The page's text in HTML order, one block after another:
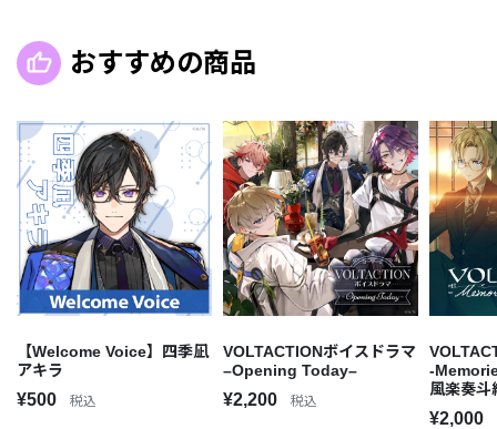
おすすめの商品
【Welcome Voice】四季凪
アキラ
¥500 税込
VOLTACTIONボイスドラマ
–Opening Today–
¥2,200 税込
-
風楽奏斗
¥2,000